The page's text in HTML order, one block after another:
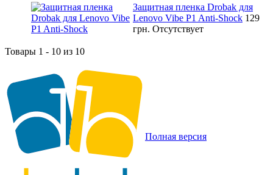
Защитная пленка Drobak для
Lenovo Vibe P1 Anti-Shock 129
грн. Отсутствует
Товары 1 - 10 из 10
Полная версия